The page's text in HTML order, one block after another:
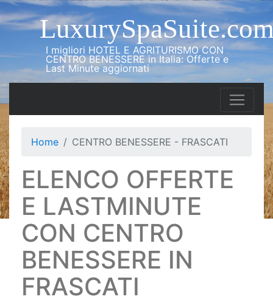
I migliori HOTEL E AGRITURISMO CON
CENTRO BENESSERE in Italia: Offerte e
Last Minute aggiornati
Home CENTRO BENESSERE - FRASCATI
ELENCO OFFERTE
E LASTMINUTE
CON CENTRO
BENESSERE IN
FRASCATI